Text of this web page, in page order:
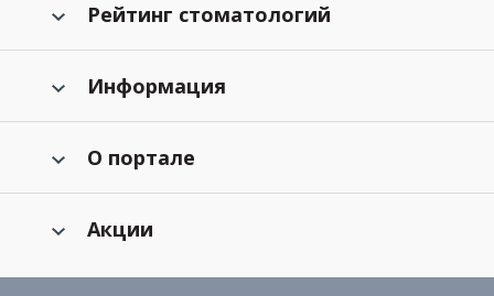
Рейтинг стоматологий
Информация
О портале
Акции